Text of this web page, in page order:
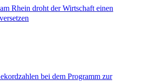
Rhein droht der Wirtschaft einen
bei dem Programm zur